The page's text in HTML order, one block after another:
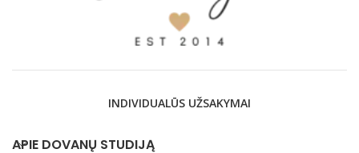
INDIVIDUALŪS UŽSAKYMAI
APIE DOVANŲ STUDIJĄ